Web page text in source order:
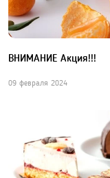
ВНИМАНИЕ Акция!!!
09 февраля 2024